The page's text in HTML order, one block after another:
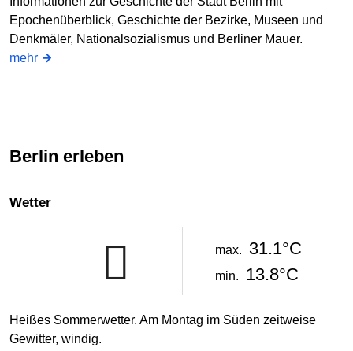
Epochenüberblick, Geschichte der Bezirke, Museen und
Denkmäler, Nationalsozialismus und Berliner Mauer.
mehr
Berlin erleben
Wetter
max. 31.1°C
min. 13.8°C
Heißes Sommerwetter. Am Montag im Süden zeitweise
Gewitter, windig.